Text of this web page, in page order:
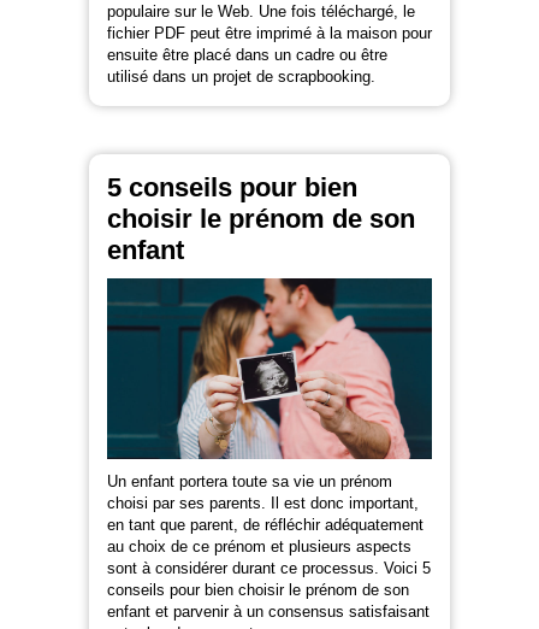
populaire sur le Web. Une fois téléchargé, le
fichier PDF peut être imprimé à la maison pour
ensuite être placé dans un cadre ou être
utilisé dans un projet de scrapbooking.
5 conseils pour bien
choisir le prénom de son
enfant
Un enfant portera toute sa vie un prénom
choisi par ses parents. Il est donc important,
en tant que parent, de réfléchir adéquatement
au choix de ce prénom et plusieurs aspects
sont à considérer durant ce processus. Voici 5
conseils pour bien choisir le prénom de son
enfant et parvenir à un consensus satisfaisant